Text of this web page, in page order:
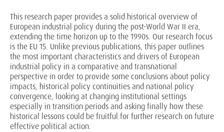
This research paper provides a solid historical overview of
European industrial policy during the post-World War II era,
extending the time horizon up to the 1990s. Our research focus
is the EU 15. Unlike previous publications, this paper outlines
the most important characteristics and drivers of European
industrial policy in a comparative and transnational
perspective in order to provide some conclusions about policy
impacts, historical policy continuities and national policy
convergence, looking at changing institutional settings
especially in transition periods and asking finally how these
historical lessons could be fruitful for further research on future
effective political action.